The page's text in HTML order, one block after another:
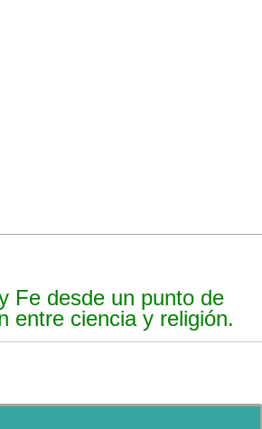
Fe desde un punto de
entre ciencia y religión.